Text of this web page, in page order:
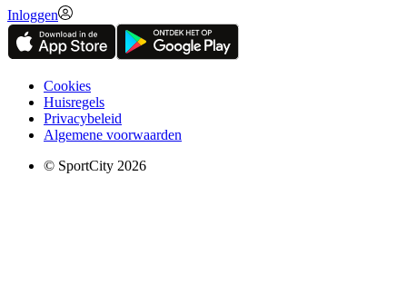
Inloggen
Cookies
Huisregels
Privacybeleid
Algemene voorwaarden
© SportCity 2026